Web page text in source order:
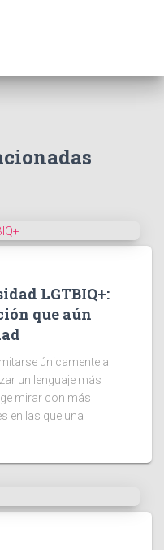
LGTBIQ+:
que aún
únicamente a
un lenguaje más
mirar con más
en las que una